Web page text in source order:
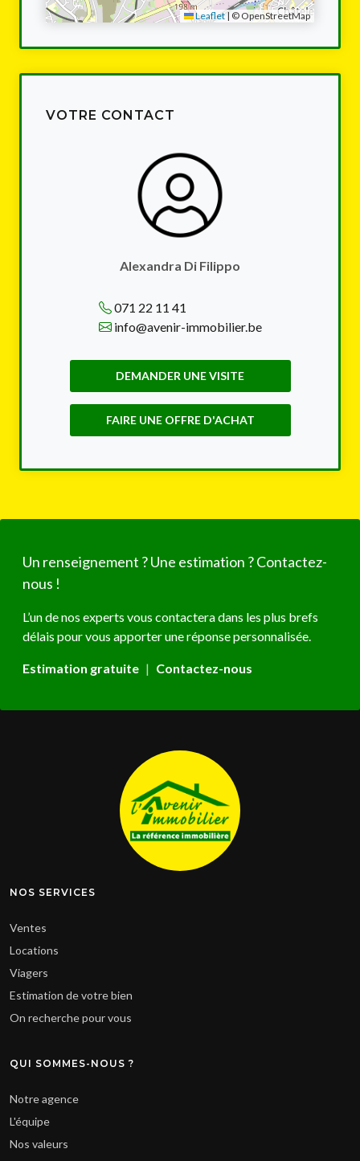
Leaflet| © OpenStreetMap
VOTRE CONTACT
Alexandra Di Filippo
071 22 11 41
info@avenir-immobilier.be
DEMANDER UNE VISITE
FAIRE UNE OFFRE D'ACHAT
Un renseignement ? Une estimation ? Contactez-
nous !
L’un de nos experts vous contactera dans les plus brefs
délais pour vous apporter une réponse personnalisée.
Estimation gratuite | Contactez-nous
NOS SERVICES
Ventes
Locations
Viagers
Estimation de votre bien
On recherche pour vous
QUI SOMMES-NOUS ?
Notre agence
L'équipe
Nos valeurs